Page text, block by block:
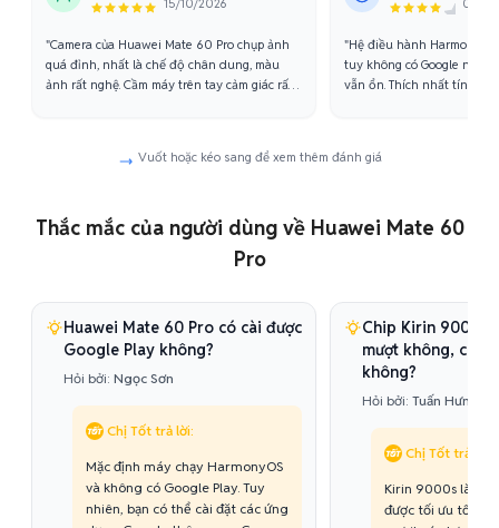
15/10/2026
"Camera của Huawei Mate 60 Pro chụp ảnh
quá đỉnh, nhất là chế độ chân dung, màu
ảnh rất nghệ. Cầm máy trên tay cảm giác rất
05/
"Hệ điều hành
tuy không có Google
vẫn ổn. Thích nhất tính
Vuốt hoặc kéo sang để xem thêm đánh giá
Thắc mắc của người dùng về Huawei Mate 60
Pro
Huawei Mate 60 Pro có cài được
Google Play không?
Hỏi bởi: Ngọc Sơn
Chị Tốt trả lời:
Mặc định máy chạy HarmonyOS
và không có Google Play. Tuy
nhiên, bạn có thể cài đặt các ứng
Chip Kirin 9000s
mượt không, có
không?
Hỏi bởi: Tuấn Hưng
Chị Tốt trả lời:
Kirin 9000s là
được tối ưu tốt.